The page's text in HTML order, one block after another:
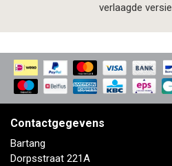
verlaagde versie
Contactgegevens
Bartang
Dorpsstraat 221A